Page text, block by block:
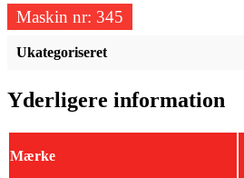
Maskin nr: 345
Ukategoriseret
Yderligere information
Mærke